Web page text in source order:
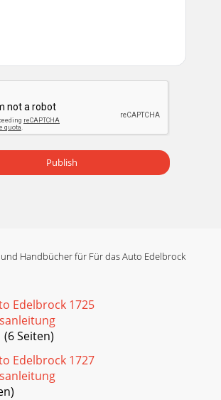
Publish
Handbücher für Für das Auto Edelbrock
Edelbrock 1725
(6 Seiten)
Edelbrock 1727